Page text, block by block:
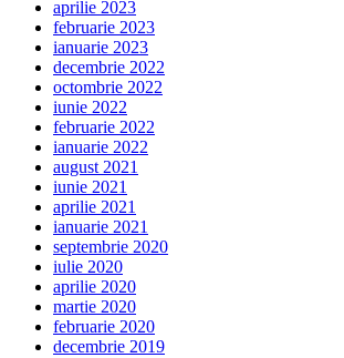
aprilie 2023
februarie 2023
ianuarie 2023
decembrie 2022
octombrie 2022
iunie 2022
februarie 2022
ianuarie 2022
august 2021
iunie 2021
aprilie 2021
ianuarie 2021
septembrie 2020
iulie 2020
aprilie 2020
martie 2020
februarie 2020
decembrie 2019